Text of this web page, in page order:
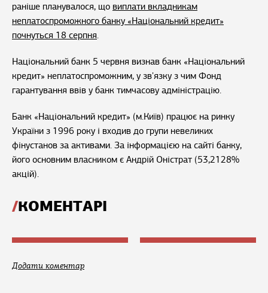
раніше планувалося, що виплати вкладникам
неплатоспроможного банку «Національний кредит»
почнуться 18 серпня.
Національний банк 5 червня визнав банк «Національний
кредит» неплатоспроможним, у зв'язку з чим Фонд
гарантування ввів у банк тимчасову адміністрацію.
Банк «Національний кредит» (м.Київ) працює на ринку
України з 1996 року і входив до групи невеликих
фінустанов за активами. За інформацією на сайті банку,
його основним власником є Андрій Оністрат (53,2128%
акцій).
КОМЕНТАРІ
Додати коментар